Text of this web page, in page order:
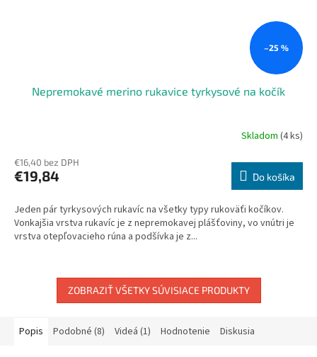
–25 %
Nepremokavé merino rukavice tyrkysové na kočík
produktu
je
z
5
hviezdičiek.
Skladom(4 ks)
€16,40 bez DPH
€19,84 Do košíka
Jeden pár tyrkysových rukavíc na všetky typy rukoväťi kočíkov.
Vonkajšia vrstva rukavíc je z nepremokavej plášťoviny, vo vnútri je
vrstva otepľovacieho rúna a podšívka je z...
ZOBRAZIŤ VŠETKY SÚVISIACE PRODUKTY
Popis Podobné (8) Videá (1) Hodnotenie Diskusia